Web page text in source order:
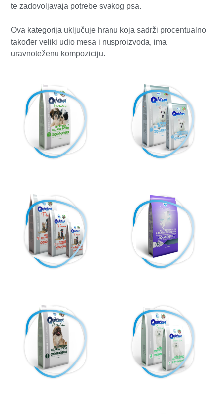
te zadovoljavaja potrebe svakog psa.
Ova kategorija uključuje hranu koja sadrži procentualno
također veliki udio mesa i nusproizvoda, ima
uravnoteženu kompoziciju.